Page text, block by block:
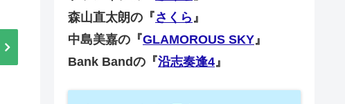
森山直太朗の『さくら 』
中島美嘉の『GLAMOROUS SKY 』
Bank Bandの『沿志奏逢4 』